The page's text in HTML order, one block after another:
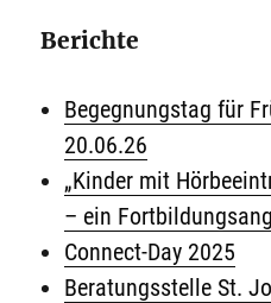
Berichte
Begegnungstag für
20.06.26
„Kinder mit
– ein
Connect-Day 2025
Beratungsstelle St.